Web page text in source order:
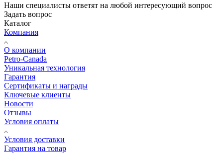
Наши специалисты ответят на любой интересующий вопрос
Задать вопрос
Каталог
Компания
О компании
Petro-Сanada
Уникальная технология
Гарантия
Сертификаты и награды
Ключевые клиенты
Новости
Отзывы
Условия оплаты
Условия доставки
Гарантия на товар